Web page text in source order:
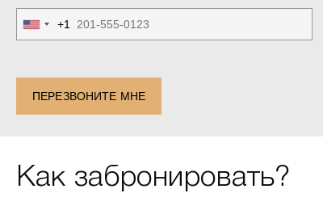
United
States
+1
ПЕРЕЗВОНИТЕ МНЕ
Как забронировать?